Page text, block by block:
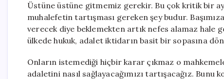
Üstüne üstüne gitmemiz gerekir. Bu çok kritik bir
muhalefetin tartışması gereken şey budur.
verecek diye beklemekten artık nefes alamaz hale
ülkede hukuk, adalet iktidarın basit bir sopasına
Onların istemediği hiçbir karar çıkmaz o
adaletini nasıl sağlayacağımızı tartışacağız.